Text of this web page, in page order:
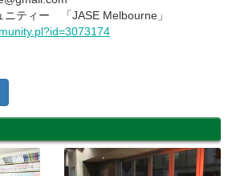
ー 「JASE Melbourne」